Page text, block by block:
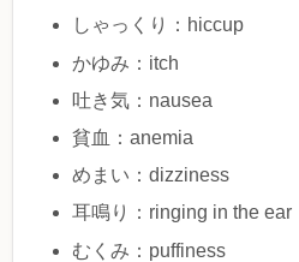
しゃっくり：hiccup
かゆみ：itch
吐き気：nausea
貧血：anemia
めまい：dizziness
耳鳴り：ringing in the ear
むくみ：puffiness